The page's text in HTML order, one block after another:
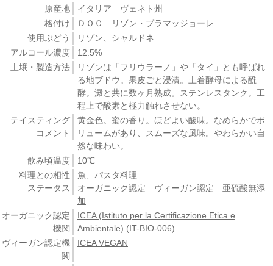
原産地
イタリア ヴェネト州
格付け
ＤＯＣ リゾン・プラマッジョーレ
使用ぶどう
リゾン、シャルドネ
アルコール濃度
12.5%
土壌・製造方法
リゾンは「フリウラーノ」や「タイ」とも呼ばれ
る地ブドウ。果皮ごと浸漬。土着酵母による醗
酵。澱と共に数ヶ月熟成。ステンレスタンク。工
程上で酸素と極力触れさせない。
テイスティング
コメント
黄金色。蜜の香り。ほどよい酸味。なめらかでボ
リュームがあり、スムーズな風味。やわらかい自
然な味わい。
飲み頃温度
10℃
料理との相性
魚、パスタ料理
ステータス
オーガニック認定 ヴィーガン認定
亜硫酸無添
加
オーガニック認定
機関
ICEA (Istituto per la Certificazione Etica e
Ambientale) (IT-BIO-006)
ヴィーガン認定機
関
ICEA VEGAN